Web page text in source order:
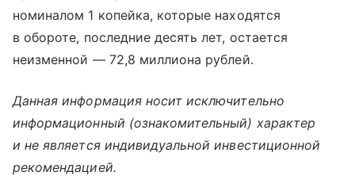
номиналом 1 копейка, которые находятся
в обороте, последние десять лет, остается
неизменной — 72,8 миллиона рублей.
Данная информация носит исключительно
информационный (ознакомительный) характер
и не является индивидуальной инвестиционной
рекомендацией.